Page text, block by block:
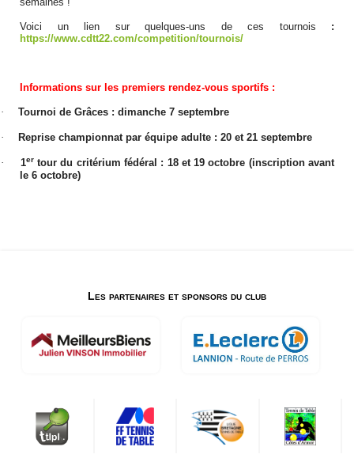
Voici un lien sur quelques-uns de ces tournois :
https://www.cdtt22.com/competition/tournois/
Informations sur les premiers rendez-vous sportifs :
· Tournoi de Grâces : dimanche 7 septembre
· Reprise championnat par équipe adulte : 20 et 21 septembre
· 1ertour du critérium fédéral : 18 et 19 octobre (inscription avant
le 6 octobre)
Les partenaires et sponsors du club